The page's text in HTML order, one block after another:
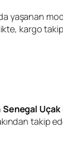
yaşanan
kargo
Senegal Uçak
takip